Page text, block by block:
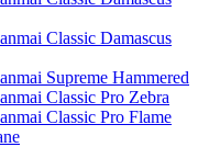
Classic Damascus
Supreme Hammered
Classic Pro Zebra
Classic Pro Flame